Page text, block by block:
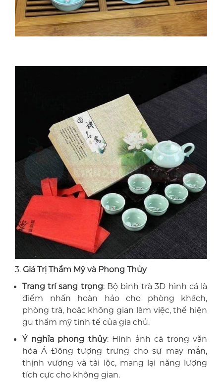
3. Giá Trị Thẩm Mỹ và Phong Thủy
Trang trí sang trọng: Bộ bình trà 3D hình cá là
điểm nhấn hoàn hảo cho phòng khách,
phòng trà, hoặc không gian làm việc, thể hiện
gu thẩm mỹ tinh tế của gia chủ.
Ý nghĩa phong thủy: Hình ảnh cá trong văn
hóa Á Đông tượng trưng cho sự may mắn,
thịnh vượng và tài lộc, mang lại năng lượng
tích cực cho không gian.